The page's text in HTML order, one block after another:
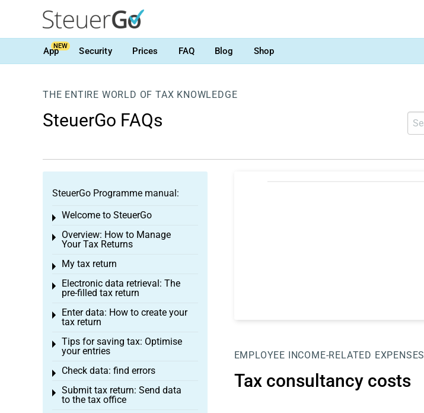
AppNEW Security Prices FAQ Blog Shop
THE ENTIRE WORLD OF TAX KNOWLEDGE
SteuerGo FAQs
EMPLOYEE INCOME-RELATED EXPENSES
Tax consultancy costs
SteuerGo Programme manual:
Welcome to SteuerGo
Toggle menu
Overview: How to Manage
Your Tax Returns
Toggle menu
My tax return
Toggle menu
Electronic data retrieval: The
pre-filled tax return
Toggle menu
Enter data: How to create your
tax return
Toggle menu
Tips for saving tax: Optimise
your entries
Toggle menu
Check data: find errors
Toggle menu
Submit tax return: Send data
to the tax office
Toggle menu